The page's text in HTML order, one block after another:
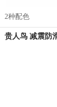
2种配色